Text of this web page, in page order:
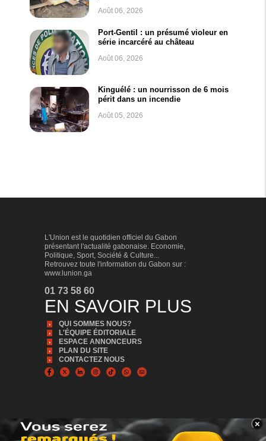
Août 06, 2026
Port-Gentil : un présumé violeur en
série incarcéré au château
Août 06, 2026
Kinguélé : un nourrisson de 6 mois
périt dans un incendie
Août 05, 2026
BANNER_BAS
×
L'Union est le quotidien officiel du Gabon
présentant l'actualité gabonaise. Economie,
Politique, Sport, Société & Culture...
Retrouvez toute l'information du Gabon sur :
www.lunion.ga
01 73 58 60
EN SAVOIR PLUS
QUI SOMMES NOUS?
L'ÉQUIPE ÉDITORIALE
ESPACE ANNONCEURS
PLAN DU SITE
CONTACTEZ NOUS